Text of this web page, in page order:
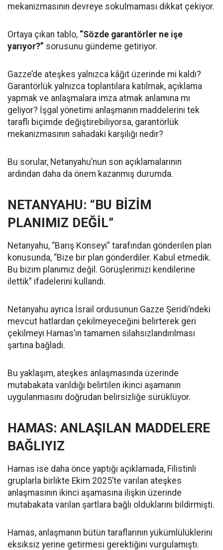
mekanizmasının devreye sokulmaması dikkat çekiyor.
Ortaya çıkan tablo, “Sözde garantörler ne işe
yarıyor?” sorusunu gündeme getiriyor.
Gazze’de ateşkes yalnızca kâğıt üzerinde mi kaldı?
Garantörlük yalnızca toplantılara katılmak, açıklama
yapmak ve anlaşmalara imza atmak anlamına mı
geliyor? İşgal yönetimi anlaşmanın maddelerini tek
taraflı biçimde değiştirebiliyorsa, garantörlük
mekanizmasının sahadaki karşılığı nedir?
Bu sorular, Netanyahu’nun son açıklamalarının
ardından daha da önem kazanmış durumda.
NETANYAHU: “BU BİZİM
PLANIMIZ DEĞİL”
Netanyahu, “Barış Konseyi” tarafından gönderilen plan
konusunda, “Bize bir plan gönderdiler. Kabul etmedik.
Bu bizim planımız değil. Görüşlerimizi kendilerine
ilettik” ifadelerini kullandı.
Netanyahu ayrıca İsrail ordusunun Gazze Şeridi’ndeki
mevcut hatlardan çekilmeyeceğini belirterek geri
çekilmeyi Hamas’ın tamamen silahsızlandırılması
şartına bağladı.
Bu yaklaşım, ateşkes anlaşmasında üzerinde
mutabakata varıldığı belirtilen ikinci aşamanın
uygulanmasını doğrudan belirsizliğe sürüklüyor.
HAMAS: ANLAŞILAN MADDELERE
BAĞLIYIZ
Hamas ise daha önce yaptığı açıklamada, Filistinli
gruplarla birlikte Ekim 2025’te varılan ateşkes
anlaşmasının ikinci aşamasına ilişkin üzerinde
mutabakata varılan şartlara bağlı olduklarını bildirmişti.
Hamas, anlaşmanın bütün taraflarının yükümlülüklerini
eksiksiz yerine getirmesi gerektiğini vurgulamıştı.